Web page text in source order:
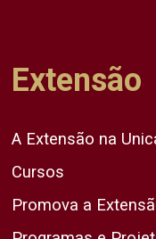
Extensão
A Extensão na
Cursos
Promova a